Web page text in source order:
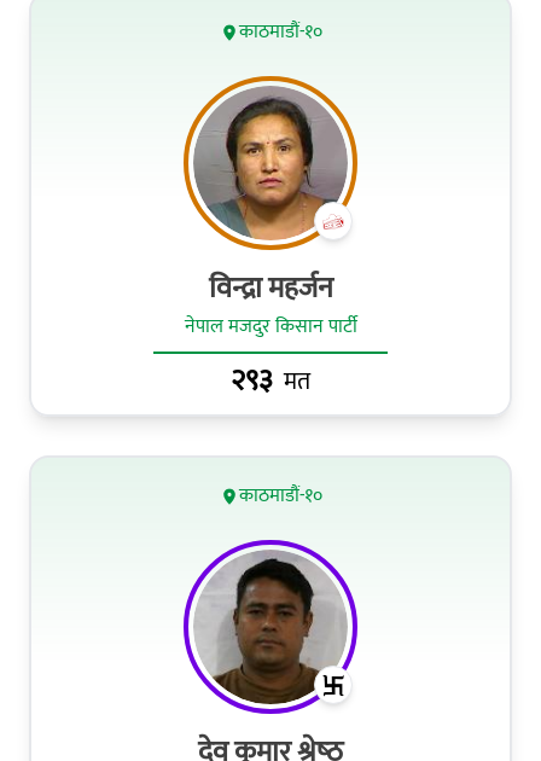
काठमाडौं-१०
विन्द्रा महर्जन
नेपाल मजदुर किसान पार्टी
२९३ मत
काठमाडौं-१०